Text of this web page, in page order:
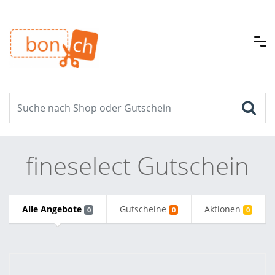
fineselect Gutschein
Alle Angebote 0 Gutscheine 0 Aktionen 0